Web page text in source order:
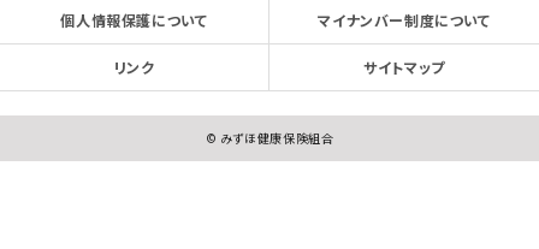
個人情報保護について マイナンバー制度について
リンク サイトマップ
© みずほ健康保険組合